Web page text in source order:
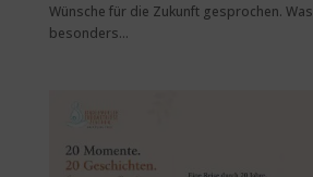
Wünsche für die Zukunft gesprochen.
besonders...